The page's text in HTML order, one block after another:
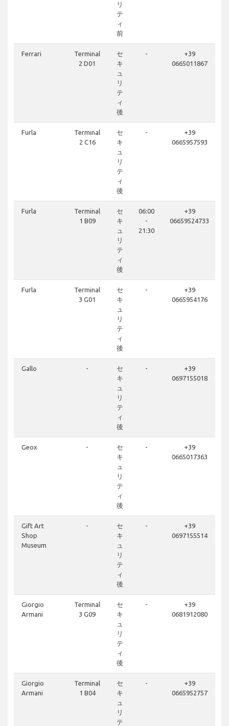
リ
テ
ィ
前
Ferrari
Terminal
2 D01
セ
キ
ュ
リ
テ
ィ
後
-
+39
0665011867
Furla
Terminal
2 C16
セ
キ
ュ
リ
テ
ィ
後
-
+39
0665957593
Furla
Terminal
1 B09
セ
キ
ュ
リ
テ
ィ
後
06:00
-
21:30
+39
06659524733
Furla
Terminal
3 G01
セ
キ
ュ
リ
テ
ィ
後
-
+39
0665954176
Gallo -
セ
キ
ュ
リ
テ
ィ
後
-
+39
0697155018
Geox -
セ
キ
ュ
リ
テ
ィ
後
-
+39
0665017363
Gift Art
Shop
Museum
-
セ
キ
ュ
リ
テ
ィ
後
-
+39
0697155514
Giorgio
Armani
Terminal
3 G09
セ
キ
ュ
リ
テ
ィ
後
-
+39
0681912080
Giorgio
Armani
Terminal
1 B04
セ
キ
ュ
リ
テ
-
+39
0665952757